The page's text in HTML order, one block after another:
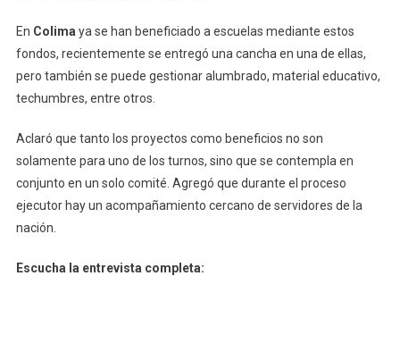
En Colimaya se han beneficiado a escuelas mediante estos
fondos, recientemente se entregó una cancha en una de ellas,
pero también se puede gestionar alumbrado, material educativo,
techumbres, entre otros.
Aclaró que tanto los proyectos como beneficios no son
solamente para uno de los turnos, sino que se contempla en
conjunto en un solo comité. Agregó que durante el proceso
ejecutor hay un acompañamiento cercano de servidores de la
nación.
Escucha la entrevista completa: